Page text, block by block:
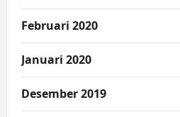
Februari 2020
Januari 2020
Desember 2019